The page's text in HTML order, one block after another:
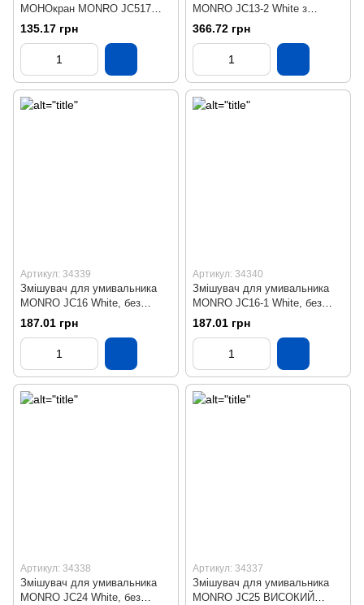
МОНОкран MONRO JC517
White
135.17 грн
MONRO JC13-2 White з
дозатором, без підведення
366.72 грн
Артикул: 34339
Змішувач для умивальника
MONRO JC16 White, без
підводки
187.01 грн
Артикул: 34340
Змішувач для умивальника
MONRO JC16-1 White, без
підводки
187.01 грн
Артикул: 34338
Змішувач для умивальника
MONRO JC24 White, без
Артикул: 34337
Змішувач для умивальника
MONRO JC25 ВИСОКИЙ